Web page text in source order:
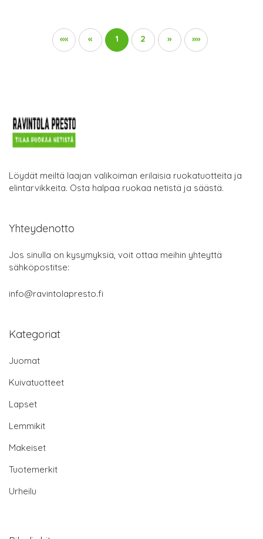
«« « 1 2 » »»
Löydät meiltä laajan valikoiman erilaisia ruokatuotteita ja
elintarvikkeita. Osta halpaa ruokaa netistä ja säästä.
Yhteydenotto
Jos sinulla on kysymyksiä, voit ottaa meihin yhteyttä
sähköpostitse:
info@ravintolapresto.fi
Kategoriat
Juomat
Kuivatuotteet
Lapset
Lemmikit
Makeiset
Tuotemerkit
Urheilu